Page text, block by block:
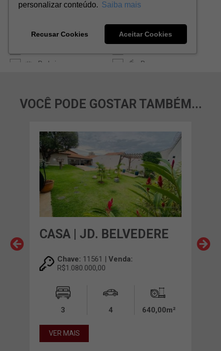
VOCÊ PODE GOSTAR TAMBÉM...
CASA | JD. BELVEDERE
Chave: 11561 | Venda:
R$1.080.000,00
3 4 640,00m²
VER MAIS